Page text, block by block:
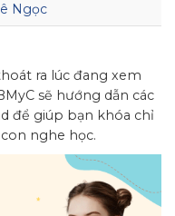
Ngọc
ra lúc đang xem
sẽ hướng dẫn các
để giúp bạn khóa chỉ
nghe học.